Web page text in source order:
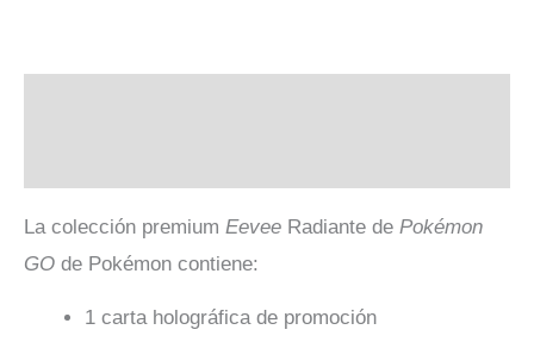
La colección premium Eevee Radiante de Pokémon
GO de Pokémon contiene:
1 carta holográfica de promoción